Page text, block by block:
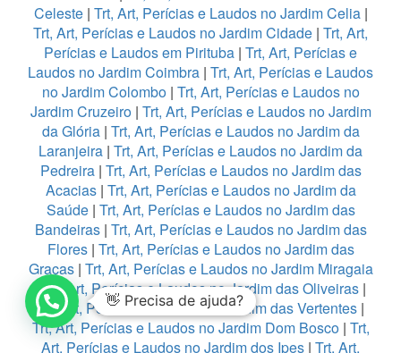
Celeste| Trt, Art, Perícias e Laudos no Jardim Celia|
Trt, Art, Perícias e Laudos no Jardim Cidade | Trt, Art,
Perícias e Laudos em Pirituba | Trt, Art, Perícias e
Laudos no Jardim Coimbra | Trt, Art, Perícias e Laudos
no Jardim Colombo| Trt, Art, Perícias e Laudos no
Jardim Cruzeiro| Trt, Art, Perícias e Laudos no Jardim
da Glória| Trt, Art, Perícias e Laudos no Jardim da
Laranjeira | Trt, Art, Perícias e Laudos no Jardim da
Pedreira| Trt, Art, Perícias e Laudos no Jardim das
Acacias| Trt, Art, Perícias e Laudos no Jardim da
Saúde| Trt, Art, Perícias e Laudos no Jardim das
Bandeiras| Trt, Art, Perícias e Laudos no Jardim das
Flores| Trt, Art, Perícias e Laudos no Jardim das
Graças| Trt, Art, Perícias e Laudos no Jardim Miragaia
|Trt, Art, Perícias e Laudos no Jardim das Oliveiras|
Trt, Art, Perícias e Laudos no Jardim das Vertentes|
Trt, Art, Perícias e Laudos no Jardim Dom Bosco| Trt,
Art, Perícias e Laudos no Jardim dos Ipes | Trt, Art,
👋 Precisa de ajuda?